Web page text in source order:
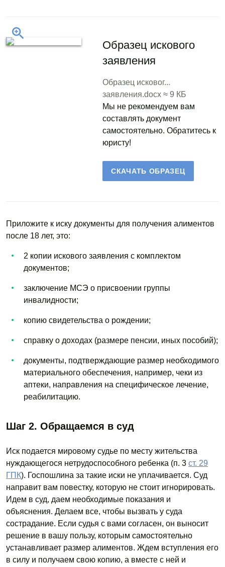
Образец искового
заявления
Образец исковог...
заявления.docx ≈ 9 КБ
Мы не рекомендуем вам
составлять документ
самостоятельно. Обратитесь к
юристу!
СКАЧАТЬ ОБРАЗЕЦ
Приложите к иску документы для получения алиментов
после 18 лет, это:
2 копии искового заявления с комплектом
документов;
заключение МСЭ о присвоении группы
инвалидности;
копию свидетельства о рождении;
справку о доходах (размере пенсии, иных пособий);
документы, подтверждающие размер необходимого
материального обеспечения, например, чеки из
аптеки, направления на специфическое лечение,
реабилитацию.
Шаг 2. Обращаемся в суд
Иск подается мировому судье по месту жительства
нуждающегося нетрудоспособного ребенка (п. 3 ст. 29
ГПК). Госпошлина за такие иски не уплачивается. Суд
направит вам повестку, которую не стоит игнорировать.
Идем в суд, даем необходимые показания и
объяснения. Делаем все, чтобы вызвать у суда
сострадание. Если судья с вами согласен, он выносит
решение в вашу пользу, которым самостоятельно
устанавливает размер алиментов. Ждем вступления его
в силу и получаем свою копию, а вместе с ней и